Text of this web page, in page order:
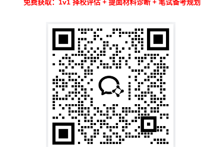
免费获取：1v1 择校评估 + 提面材料诊断 + 笔试备考规划